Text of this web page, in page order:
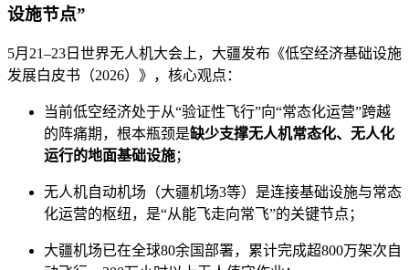
设施节点”
5月21–23日世界无人机大会上，大疆发布《低空经济基础设施
发展白皮书（2026）》，核心观点：
当前低空经济处于从“验证性飞行”向“常态化运营”跨越
的阵痛期，根本瓶颈是缺少支撑无人机常态化、无人化
运行的地面基础设施；
无人机自动机场（大疆机场3等）是连接基础设施与常态
化运营的枢纽，是“从能飞走向常飞”的关键节点；
大疆机场已在全球80余国部署，累计完成超800万架次自